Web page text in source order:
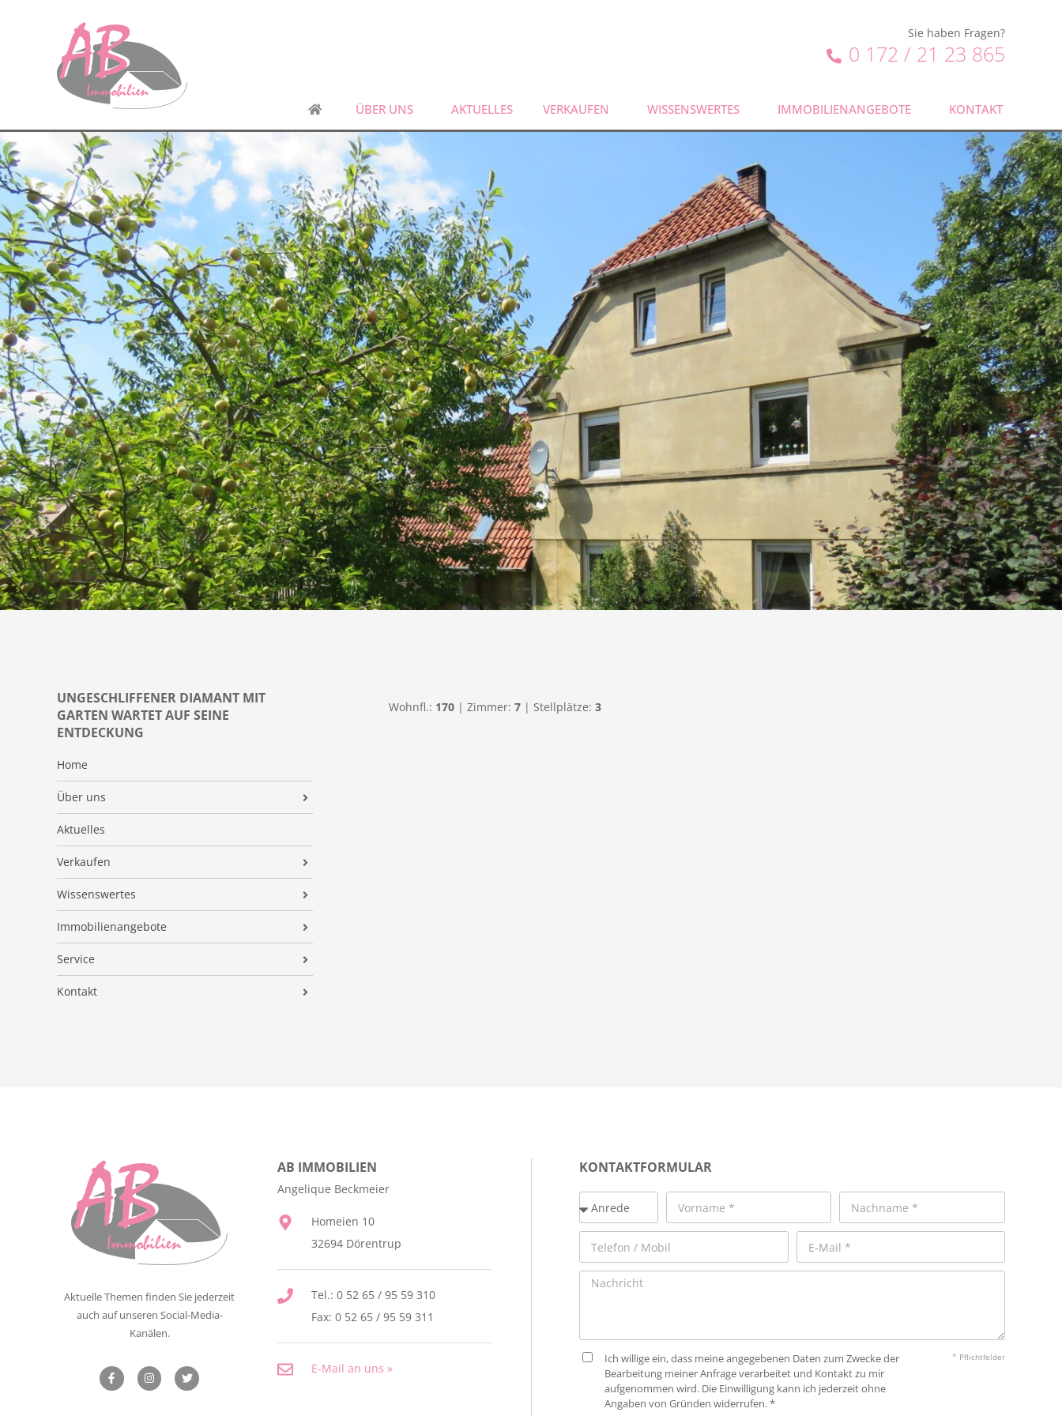
Sie haben Fragen?
0 172 / 21 23 865
ÜBER UNS AKTUELLES VERKAUFEN WISSENSWERTES IMMOBILIENANGEBOTE KONTAKT
UNGESCHLIFFENER DIAMANT MIT
GARTEN WARTET AUF SEINE
ENTDECKUNG
Home
Über uns
AB Immobilien
Qualifikationen
Kundenmeinungen
Aktuelles
Verkaufen
Makleralleinauftrag
Preisermittlung
Verkaufsvorbereitung
Verkaufsanfrage
Wissenswertes
AB IMMO-NEWS
Immobilien ABC
Immobilienangebote
Alle Immobilienangebote
Finanzierung
Service
Immobilienvermittlung
Kontakt
Wohnfl.: 170 | Zimmer: 7 | Stellplätze: 3
Aktuelle Themen finden Sie jederzeit
auch auf unseren Social-Media-
Kanälen.
AB IMMOBILIEN
Angelique Beckmeier
Homeien 10
32694 Dörentrup
Tel.: 0 52 65 / 95 59 310
Fax: 0 52 65 / 95 59 311
E-Mail an uns »
KONTAKTFORMULAR
Ich willige ein, dass meine angegebenen Daten zum Zwecke der
Bearbeitung meiner Anfrage verarbeitet und Kontakt zu mir
aufgenommen wird. Die Einwilligung kann ich jederzeit ohne
Angaben von Gründen widerrufen. *
* Pflichtfelder